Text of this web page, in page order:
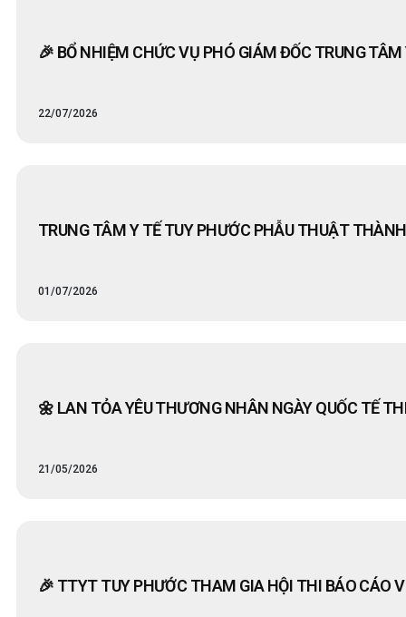
🎉 BỔ NHIỆM CHỨC VỤ PHÓ GIÁM ĐỐC TRUNG
22/07/2026
TRUNG TÂM Y TẾ TUY PHƯỚC PHẪU THUẬT
01/07/2026
🌼 LAN TỎA YÊU THƯƠNG NHÂN NGÀY QUỐC TẾ
21/05/2026
🎉 TTYT TUY PHƯỚC THAM GIA HỘI THI BÁO CÁO